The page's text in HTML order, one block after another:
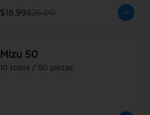
$18.99$25.00
Mizu 50
10 rollos / 50 piezas.